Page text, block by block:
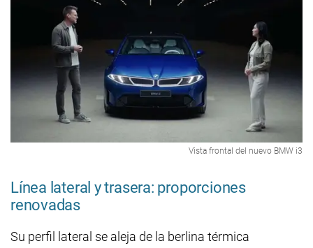
Vista frontal del nuevo BMW i3
Línea lateral y trasera: proporciones
renovadas
Su perfil lateral se aleja de la berlina térmica